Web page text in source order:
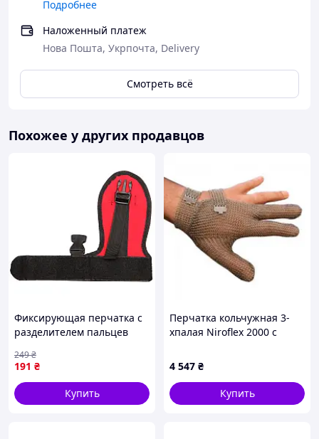
Подробнее
Наложенный платеж
Нова Пошта, Укрпочта, Delivery
Смотреть всё
Похожее у других продавцов
Фиксирующая перчатка с
разделителем пальцев
Красный (10744-58252)
191 ₴
249₴
Купить
Перчатка кольчужная 3-
хпалая Niroflex 2000 с
размер M GS2311200000
Код/Артикул GS2311200000
4 547 ₴
Купить